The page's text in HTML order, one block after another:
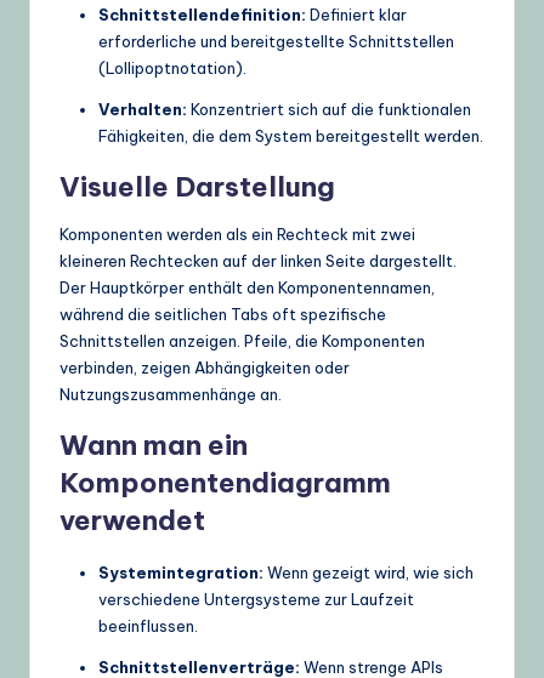
Schnittstellendefinition: Definiert klar
erforderliche und bereitgestellte Schnittstellen
(Lollipoptnotation).
Verhalten: Konzentriert sich auf die funktionalen
Fähigkeiten, die dem System bereitgestellt werden.
Visuelle Darstellung
Komponenten werden als ein Rechteck mit zwei
kleineren Rechtecken auf der linken Seite dargestellt.
Der Hauptkörper enthält den Komponentennamen,
während die seitlichen Tabs oft spezifische
Schnittstellen anzeigen. Pfeile, die Komponenten
verbinden, zeigen Abhängigkeiten oder
Nutzungszusammenhänge an.
Wann man ein
Komponentendiagramm
verwendet
Systemintegration: Wenn gezeigt wird, wie sich
verschiedene Untergsysteme zur Laufzeit
beeinflussen.
Schnittstellenverträge: Wenn strenge APIs